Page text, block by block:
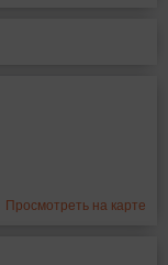
Просмотреть на карте